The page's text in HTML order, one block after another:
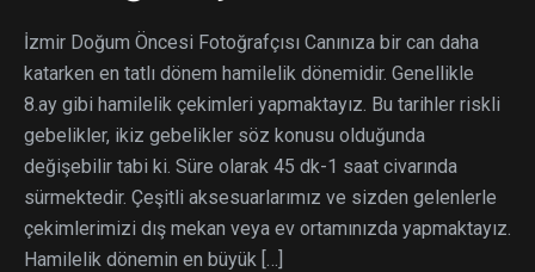
İzmir Doğum Öncesi Fotoğrafçısı Canınıza bir can daha
katarken en tatlı dönem hamilelik dönemidir. Genellikle
8.ay gibi hamilelik çekimleri yapmaktayız. Bu tarihler riskli
gebelikler, ikiz gebelikler söz konusu olduğunda
değişebilir tabi ki. Süre olarak 45 dk-1 saat civarında
sürmektedir. Çeşitli aksesuarlarımız ve sizden gelenlerle
çekimlerimizi dış mekan veya ev ortamınızda yapmaktayız.
Hamilelik dönemin en büyük […]